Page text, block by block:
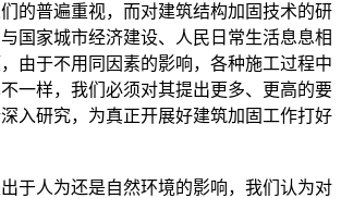
的普遍重视，而对建筑结构加固技术的研
国家城市经济建设、人民日常生活息息相
由于不用同因素的影响，各种施工过程中
一样，我们必须对其提出更多、更高的要
入研究，为真正开展好建筑加固工作打好
于人为还是自然环境的影响，我们认为对